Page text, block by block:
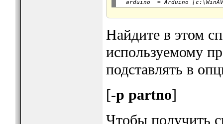
Найдите в этом
используемому
подставлять в
[-p partno]
Чтобы получить